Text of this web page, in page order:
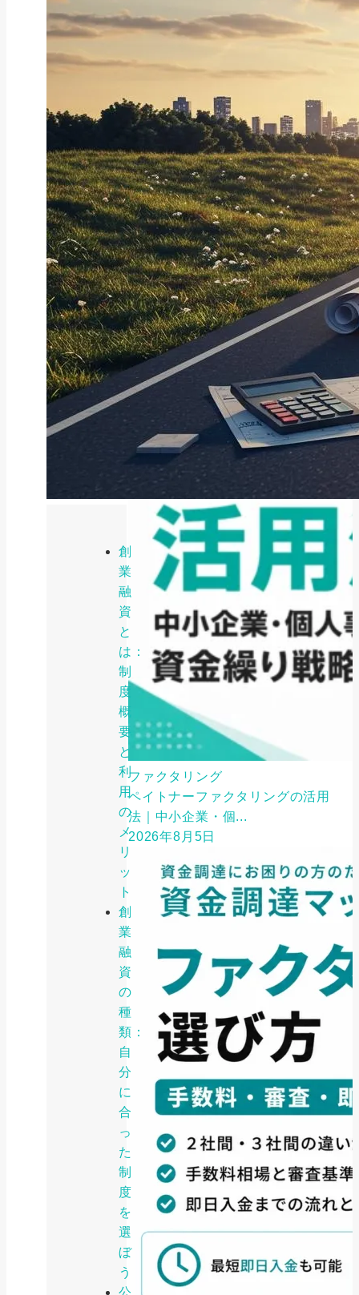
創
業
融
資
と
は：
制
度
概
要
と
利
用
の
メ
リ
ッ
ト
創
業
融
資
の
種
類：
自
分
に
合
っ
た
制
度
を
選
ぼ
う
公
ファクタリング
ファクタリングとは？仕組み・メ
リット・注意点と...
2026年8月6日
ファクタリング
ペイトナーファクタリングの活用
法｜中小企業・個...
2026年8月5日